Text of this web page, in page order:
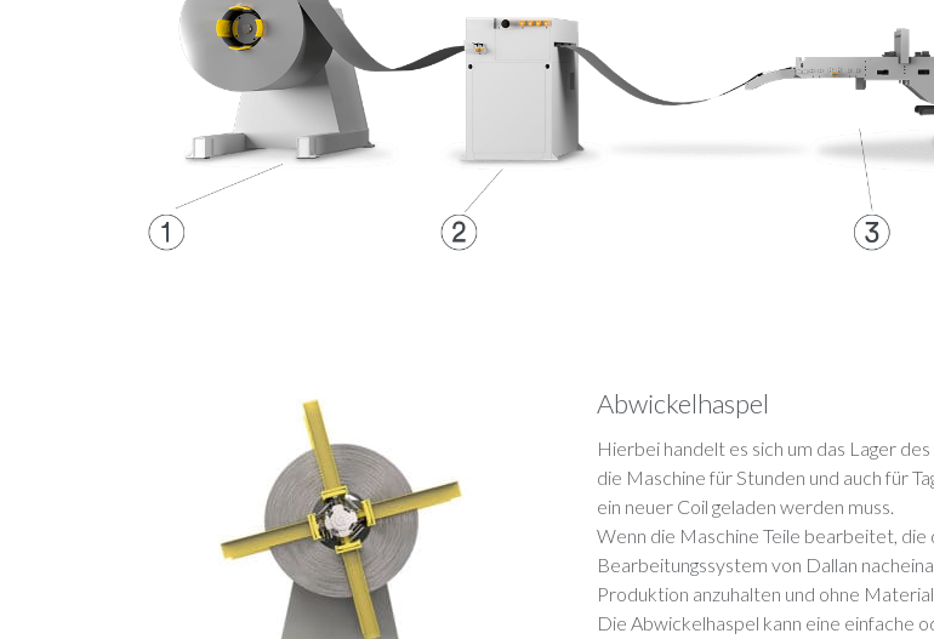
Abwickelhaspel
Hierbei handelt es sich um das Lager
die Maschine für Stunden und auch für
ein neuer Coil geladen werden muss.
Wenn die Maschine Teile bearbeitet,
Bearbeitungssystem von Dallan
Produktion anzuhalten und ohne
Die Abwickelhaspel kann eine einfache